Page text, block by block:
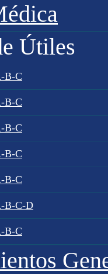
Útiles
B-C
B-C
B-C
B-C
B-C
B-C-D
B-C